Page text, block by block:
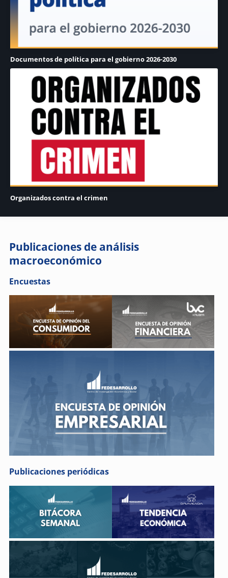
Documentos de política para el gobierno 2026-2030
Organizados contra el crimen
Publicaciones de análisis
macroeconómico
Encuestas
Publicaciones periódicas